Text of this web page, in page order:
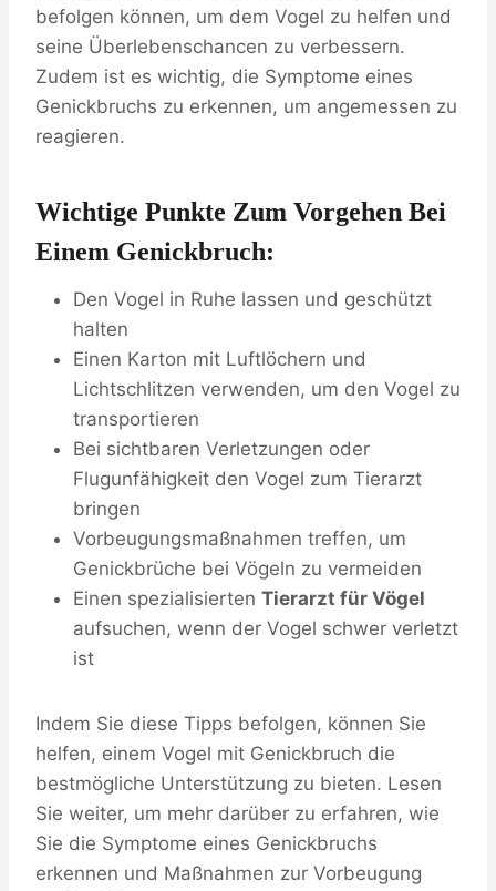
befolgen können, um dem Vogel zu helfen und
seine Überlebenschancen zu verbessern.
Zudem ist es wichtig, die Symptome eines
Genickbruchs zu erkennen, um angemessen zu
reagieren.
Wichtige Punkte Zum Vorgehen Bei
Einem Genickbruch:
Den Vogel in Ruhe lassen und geschützt
halten
Einen Karton mit Luftlöchern und
Lichtschlitzen verwenden, um den Vogel zu
transportieren
Bei sichtbaren Verletzungen oder
Flugunfähigkeit den Vogel zum Tierarzt
bringen
Vorbeugungsmaßnahmen treffen, um
Genickbrüche bei Vögeln zu vermeiden
Einen spezialisierten Tierarzt für Vögel
aufsuchen, wenn der Vogel schwer verletzt
ist
Indem Sie diese Tipps befolgen, können Sie
helfen, einem Vogel mit Genickbruch die
bestmögliche Unterstützung zu bieten. Lesen
Sie weiter, um mehr darüber zu erfahren, wie
Sie die Symptome eines Genickbruchs
erkennen und Maßnahmen zur Vorbeugung